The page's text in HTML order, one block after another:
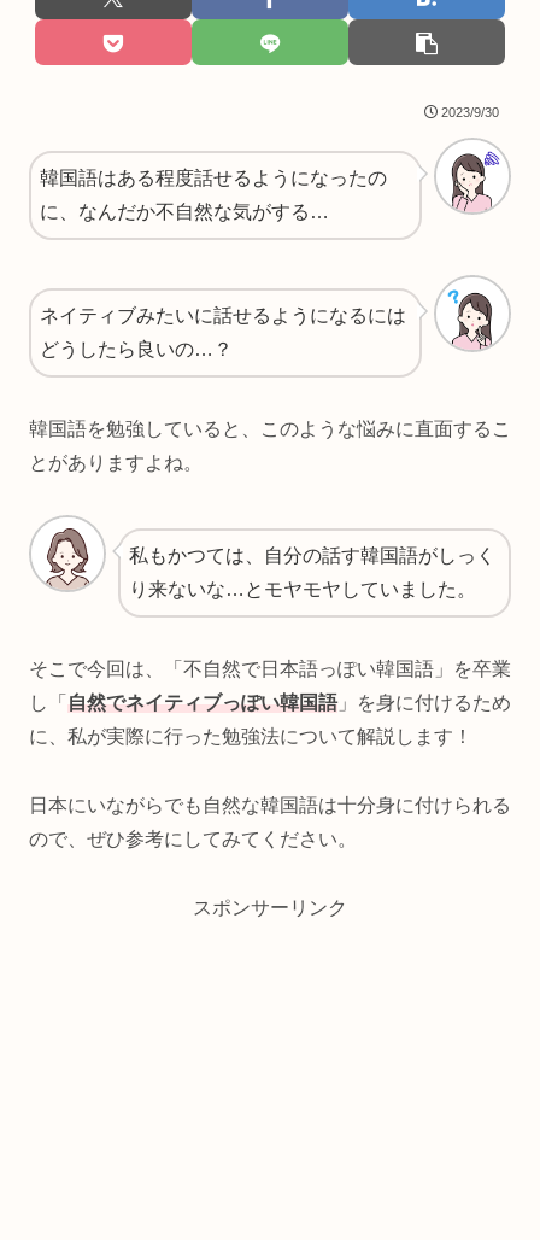
2023/9/30
韓国語はある程度話せるようになったの
に、なんだか不自然な気がする…
ネイティブみたいに話せるようになるには
どうしたら良いの…？
韓国語を勉強していると、このような悩みに直面するこ
とがありますよね。
私もかつては、自分の話す韓国語がしっく
り来ないな…とモヤモヤしていました。
そこで今回は、「不自然で日本語っぽい韓国語」を卒業
し「 自然でネイティブっぽい韓国語」を身に付けるため
に、私が実際に行った勉強法について解説します！
日本にいながらでも自然な韓国語は十分身に付けられる
ので、ぜひ参考にしてみてください。
スポンサーリンク